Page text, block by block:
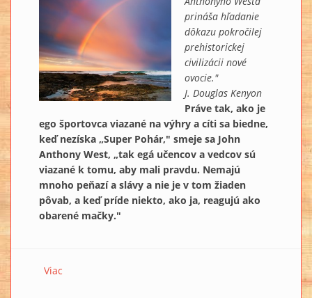
prináša hľadanie
dôkazu pokročilej
prehistorickej
civilizácii nové
ovocie."
J. Douglas Kenyon
Práve tak, ako je
ego športovca viazané na výhry a cíti sa biedne,
keď nezíska „Super Pohár," smeje sa John
Anthony West, „tak egá učencov a vedcov sú
viazané k tomu, aby mali pravdu. Nemajú
mnoho peňazí a slávy a nie je v tom žiaden
pôvab, a keď príde niekto, ako ja, reagujú ako
obarené mačky."
Viac